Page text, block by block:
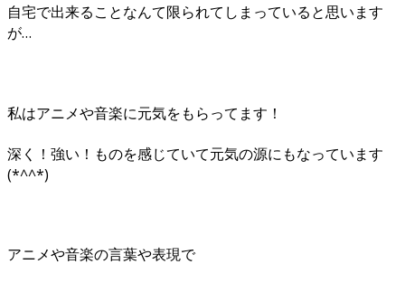
自宅で出来ることなんて限られてしまっていると思います
が…
私はアニメや音楽に元気をもらってます！
深く！強い！ものを感じていて元気の源にもなっています
(*^^*)
アニメや音楽の言葉や表現で